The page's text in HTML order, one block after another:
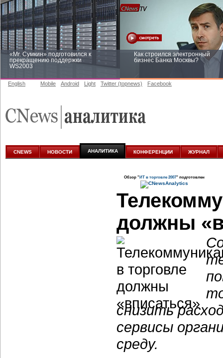
«Mr. Сумкин» подготовился к
прекращению поддержки
WS2003
Как строился электронный
бизнес Банка Москвы?
аналитике
English Mobile Android Light Twitter (topnews) Facebook
CNEWS НОВОСТИ АНАЛИТИКА КОНФЕРЕНЦИИ ЖУРНАЛ
Обзор "ИТ в торговле 2007" подготовлен
должны
снизить
сервисы
среду.